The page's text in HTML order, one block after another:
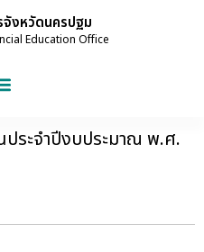
จังหวัดนครปฐม
Education Office
ระจำปีงบประมาณ พ.ศ.